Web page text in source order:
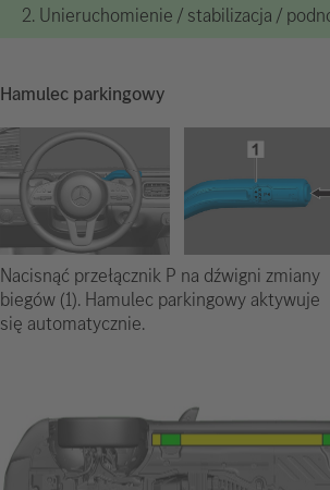
2. Unieruchomienie / stabilizacja /
Hamulec parkingowy
Nacisnąć przełącznik P na dźwigni zmiany
biegów (1). Hamulec parkingowy aktywuje
się automatycznie.